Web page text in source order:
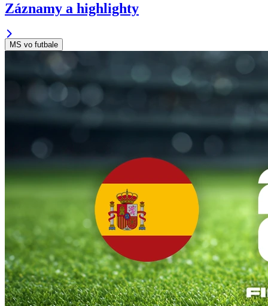
Záznamy a highlighty
MS vo futbale